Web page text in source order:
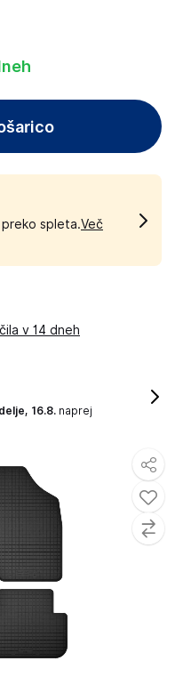
preko spleta.Več
v 14 dneh
16.8. naprej